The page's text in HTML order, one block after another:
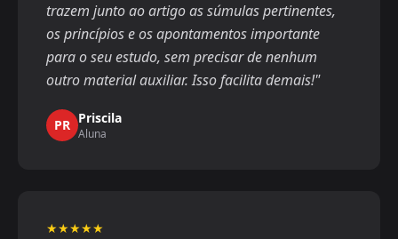
trazem junto ao artigo as súmulas pertinentes,
os princípios e os apontamentos importante
para o seu estudo, sem precisar de nenhum
outro material auxiliar. Isso facilita demais!"
PR Priscila
Aluna
★★★★★